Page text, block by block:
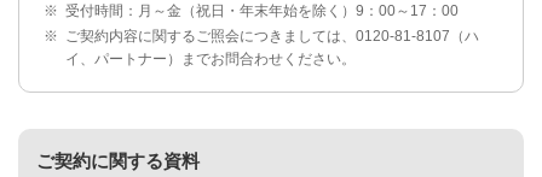
※ 受付時間：月～金（祝日・年末年始を除く）9：00～17：00
※ ご契約内容に関するご照会につきましては、0120-81-8107（ハ
イ、パートナー）までお問合わせください。
ご契約に関する資料